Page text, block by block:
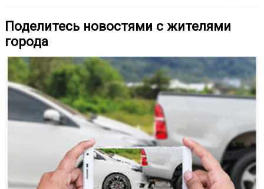
Поделитесь новостями с жителями
города